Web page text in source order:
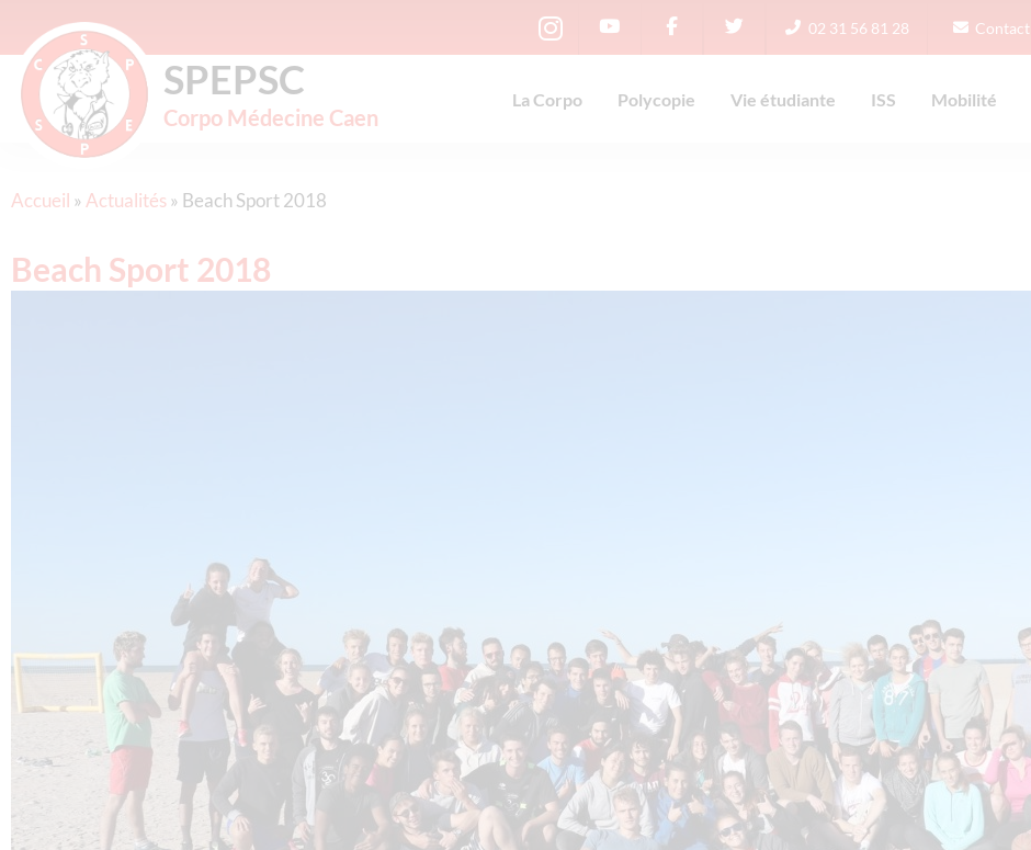
02 31 56 81 28 Contact
SPEPSC
Corpo Médecine Caen
La Corpo Polycopie Vie étudiante ISS Mobilité
Accueil » Actualités» Beach Sport 2018
Beach Sport 2018